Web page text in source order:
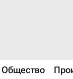
Общество